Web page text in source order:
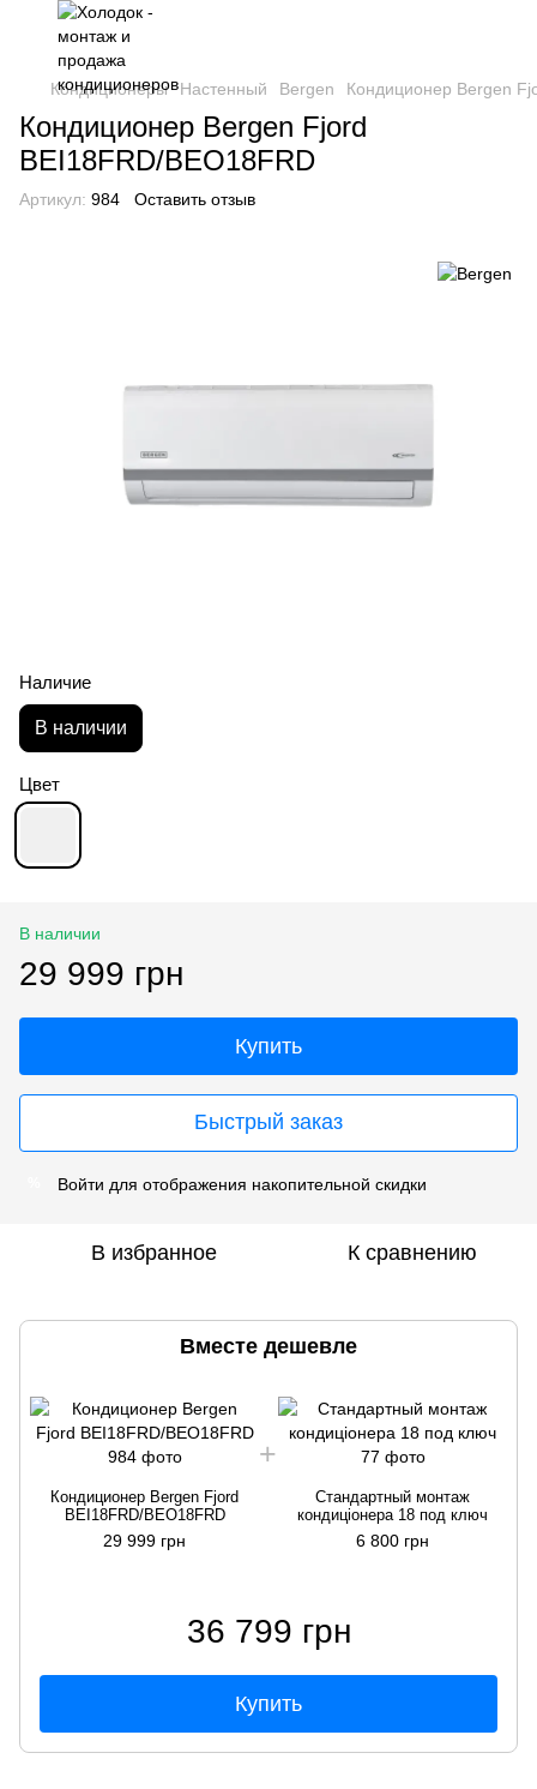
Кондиционеры Настенный Bergen Кондиционер Bergen
Кондиционер Bergen Fjord
BEI18FRD/BEO18FRD
Артикул: 984 Оставить отзыв
Наличие
В наличии
Цвет
В наличии
29 999 грн
Купить
Быстрый заказ
Войти для отображения накопительной скидки
В избранное К сравнению
Вместе дешевле
Кондиционер Bergen Fjord
BEI18FRD/BEO18FRD
29 999 грн
Стандартный монтаж
кондиціонера 18 под ключ
6 800 грн
36 799 грн
Купить